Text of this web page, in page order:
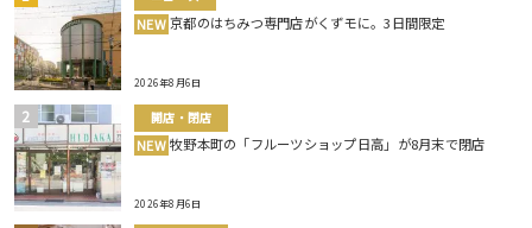
NEW 京都のはちみつ専門店がくずモに。3日間限定
2026年8月6日
開店・閉店
NEW 牧野本町の「フルーツショップ日高」が8月末で閉店
2026年8月6日